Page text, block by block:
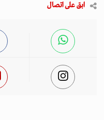
ابق على اتصال